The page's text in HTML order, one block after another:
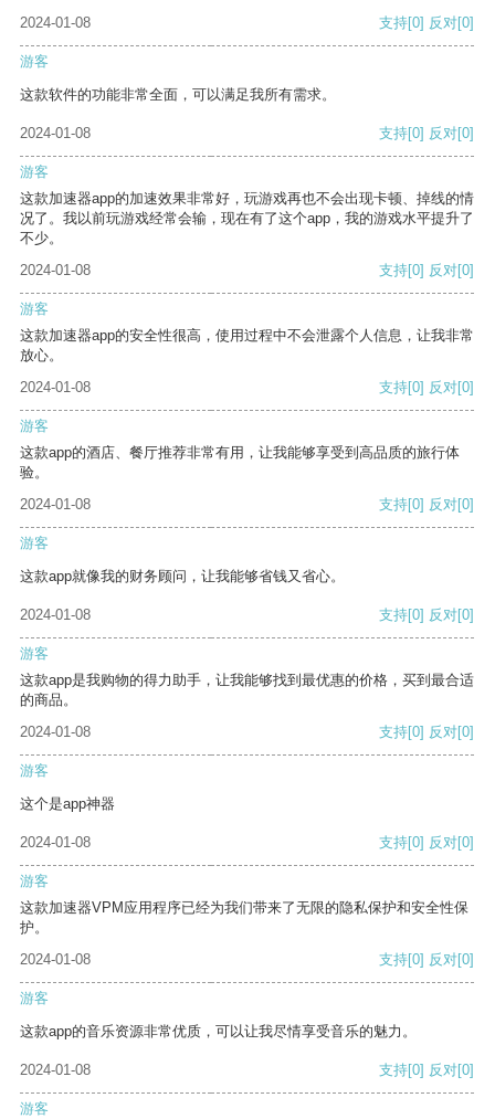
2024-01-08
支持[0] 反对[0]
游客
这款软件的功能非常全面，可以满足我所有需求。
2024-01-08 支持[0] 反对[0]
游客
这款加速器app的加速效果非常好，玩游戏再也不会出现卡顿、掉线的情
况了。我以前玩游戏经常会输，现在有了这个app，我的游戏水平提升了
不少。
2024-01-08
支持[0] 反对[0]
游客
这款加速器app的安全性很高，使用过程中不会泄露个人信息，让我非常
放心。
2024-01-08
支持[0] 反对[0]
游客
这款app的酒店、餐厅推荐非常有用，让我能够享受到高品质的旅行体
验。
2024-01-08
支持[0] 反对[0]
游客
这款app就像我的财务顾问，让我能够省钱又省心。
2024-01-08 支持[0] 反对[0]
游客
这款app是我购物的得力助手，让我能够找到最优惠的价格，买到最合适
的商品。
2024-01-08
支持[0] 反对[0]
游客
这个是app神器
2024-01-08 支持[0] 反对[0]
游客
这款加速器VPM应用程序已经为我们带来了无限的隐私保护和安全性保
护。
2024-01-08
支持[0] 反对[0]
游客
这款app的音乐资源非常优质，可以让我尽情享受音乐的魅力。
2024-01-08 支持[0] 反对[0]
游客